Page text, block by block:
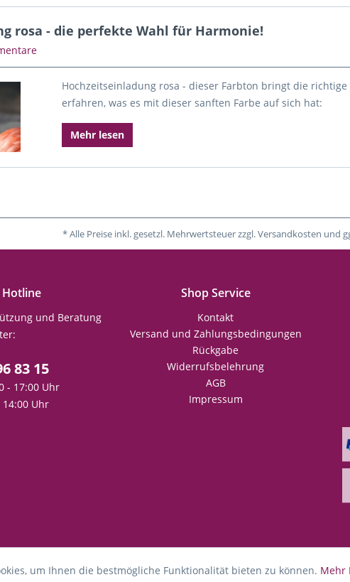
rosa - die perfekte Wahl für Harmonie!
Hochzeitseinladung rosa - dieser Farbton bringt die
erfahren, was es mit dieser sanften Farbe auf sich hat:
Mehr lesen
* Alle Preise inkl. gesetzl. Mehrwertsteuer zzgl. Versandkosten und
Hotline
und Beratung
83 15
- 17:00 Uhr
14:00 Uhr
Shop Service
Kontakt
Versand und Zahlungsbedingungen
Rückgabe
Widerrufsbelehrung
AGB
Impressum
um Ihnen die bestmögliche Funktionalität bieten zu können. Mehr